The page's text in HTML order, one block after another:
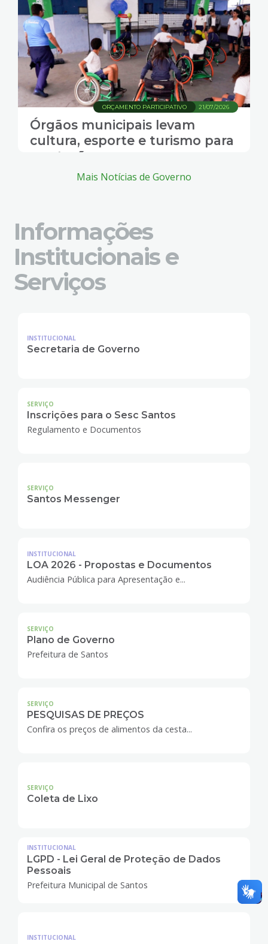
21/07/2026
ORÇAMENTO PARTICIPATIVO
Órgãos municipais levam
cultura, esporte e turismo para
a votação
Mais Notícias de Governo
Informações
Institucionais e
Serviços
INSTITUCIONAL
Secretaria de Governo
SERVIÇO
Inscrições para o Sesc Santos
Regulamento e Documentos
SERVIÇO
Santos Messenger
INSTITUCIONAL
LOA 2026 - Propostas e Documentos
Audiência Pública para Apresentação e...
SERVIÇO
Plano de Governo
Prefeitura de Santos
SERVIÇO
PESQUISAS DE PREÇOS
Confira os preços de alimentos da cesta...
SERVIÇO
Coleta de Lixo
INSTITUCIONAL
LGPD - Lei Geral de Proteção de Dados
Pessoais
Prefeitura Municipal de Santos
INSTITUCIONAL